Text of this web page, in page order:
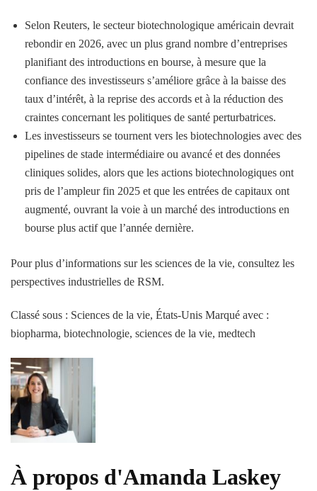
Selon Reuters, le secteur biotechnologique américain devrait
rebondir en 2026, avec un plus grand nombre d’entreprises
planifiant des introductions en bourse, à mesure que la
confiance des investisseurs s’améliore grâce à la baisse des
taux d’intérêt, à la reprise des accords et à la réduction des
craintes concernant les politiques de santé perturbatrices.
Les investisseurs se tournent vers les biotechnologies avec des
pipelines de stade intermédiaire ou avancé et des données
cliniques solides, alors que les actions biotechnologiques ont
pris de l’ampleur fin 2025 et que les entrées de capitaux ont
augmenté, ouvrant la voie à un marché des introductions en
bourse plus actif que l’année dernière.
Pour plus d’informations sur les sciences de la vie, consultez les
perspectives industrielles de RSM.
Classé sous : Sciences de la vie, États-Unis Marqué avec :
biopharma, biotechnologie, sciences de la vie, medtech
À propos d'Amanda Laskey